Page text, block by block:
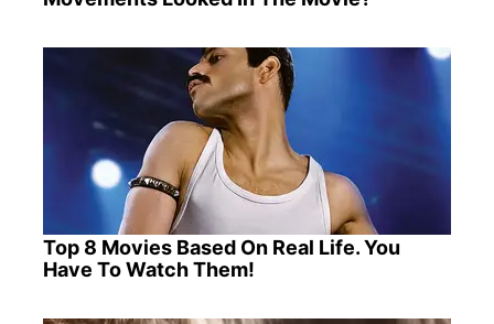
Top 8 Movies Based On Real Life. You
Have To Watch Them!